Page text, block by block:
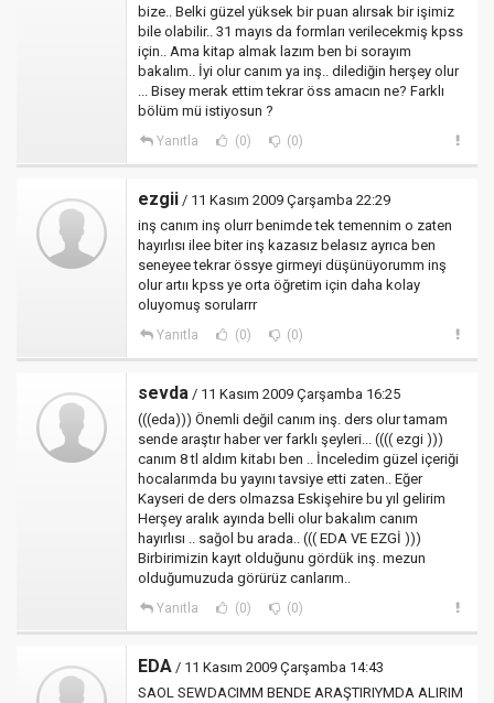
bize.. Belki güzel yüksek bir puan alırsak bir işimiz
bile olabilir.. 31 mayıs da formları verilecekmiş kpss
için.. Ama kitap almak lazım ben bi sorayım
bakalım.. İyi olur canım ya inş.. dilediğin herşey olur
... Bisey merak ettim tekrar öss amacın ne? Farklı
bölüm mü istiyosun ?
Yanıtla (0) (0)
ezgii / 11 Kasım 2009 Çarşamba 22:29
inş canım inş olurr benimde tek temennim o zaten
hayırlısı ilee biter inş kazasız belasız ayrıca ben
seneyee tekrar össye girmeyi düşünüyorumm inş
olur artıı kpss ye orta öğretim için daha kolay
oluyomuş sorularrr
Yanıtla (0) (0)
sevda / 11 Kasım 2009 Çarşamba 16:25
(((eda))) Önemli değil canım inş. ders olur tamam
sende araştır haber ver farklı şeyleri... (((( ezgi )))
canım 8 tl aldım kitabı ben .. İnceledim güzel içeriği
hocalarımda bu yayını tavsiye etti zaten.. Eğer
Kayseri de ders olmazsa Eskişehire bu yıl gelirim
Herşey aralık ayında belli olur bakalım canım
hayırlısı .. sağol bu arada.. ((( EDA VE EZGİ )))
Birbirimizin kayıt olduğunu gördük inş. mezun
olduğumuzuda görürüz canlarım..
Yanıtla (0) (0)
EDA / 11 Kasım 2009 Çarşamba 14:43
SAOL SEWDACIMM BENDE ARAŞTIRIYMDA ALIRIM